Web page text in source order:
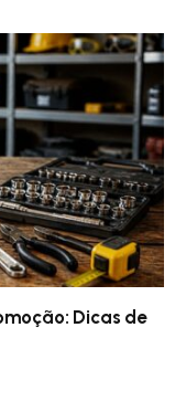
Dicas de